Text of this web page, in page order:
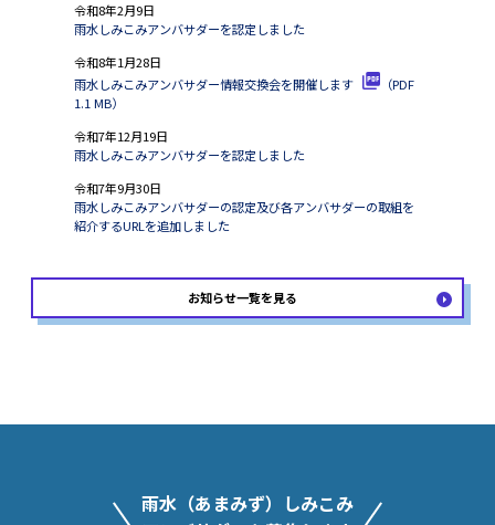
令和8年2月9日
雨水しみこみアンバサダーを認定しました
令和8年1月28日
雨水しみこみアンバサダー情報交換会を開催します
（PDF
1.1 MB）
令和7年12月19日
雨水しみこみアンバサダーを認定しました
令和7年9月30日
雨水しみこみアンバサダーの認定及び各アンバサダーの取組を
紹介するURLを追加しました
お知らせ一覧を見る
雨水（あまみず）しみこみ